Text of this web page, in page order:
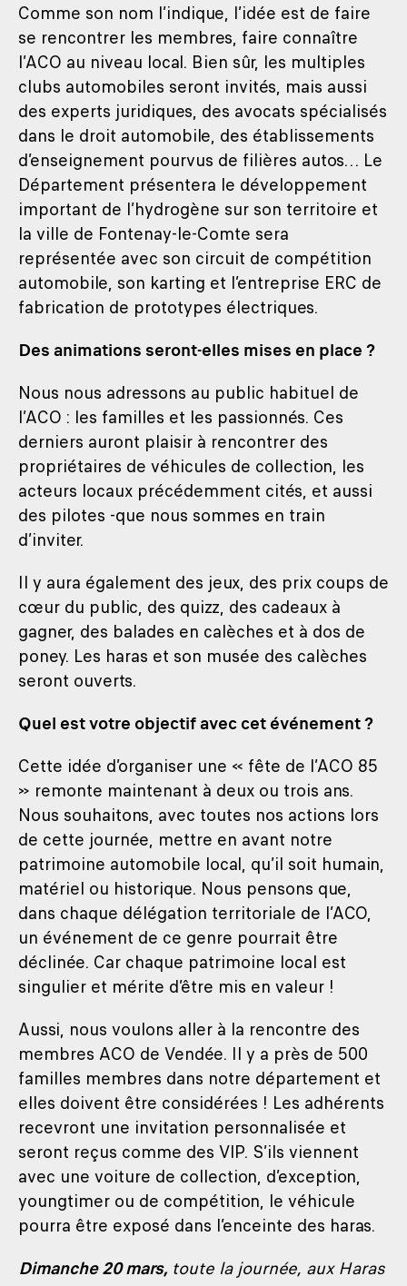
Comme son nom l’indique, l’idée est de faire
se rencontrer les membres, faire connaître
l’ACO au niveau local. Bien sûr, les multiples
clubs automobiles seront invités, mais aussi
des experts juridiques, des avocats spécialisés
dans le droit automobile, des établissements
d’enseignement pourvus de filières autos… Le
Département présentera le développement
important de l’hydrogène sur son territoire et
la ville de Fontenay-le-Comte sera
représentée avec son circuit de compétition
automobile, son karting et l’entreprise ERC de
fabrication de prototypes électriques.
Des animations seront-elles mises en place ?
Nous nous adressons au public habituel de
l’ACO : les familles et les passionnés. Ces
derniers auront plaisir à rencontrer des
propriétaires de véhicules de collection, les
acteurs locaux précédemment cités, et aussi
des pilotes -que nous sommes en train
d’inviter.
Il y aura également des jeux, des prix coups de
cœur du public, des quizz, des cadeaux à
gagner, des balades en calèches et à dos de
poney. Les haras et son musée des calèches
seront ouverts.
Quel est votre objectif avec cet événement ?
Cette idée d’organiser une « fête de l’ACO 85
» remonte maintenant à deux ou trois ans.
Nous souhaitons, avec toutes nos actions lors
de cette journée, mettre en avant notre
patrimoine automobile local, qu’il soit humain,
matériel ou historique. Nous pensons que,
dans chaque délégation territoriale de l’ACO,
un événement de ce genre pourrait être
déclinée. Car chaque patrimoine local est
singulier et mérite d’être mis en valeur !
Aussi, nous voulons aller à la rencontre des
membres ACO de Vendée. Il y a près de 500
familles membres dans notre département et
elles doivent être considérées ! Les adhérents
recevront une invitation personnalisée et
seront reçus comme des VIP. S’ils viennent
avec une voiture de collection, d’exception,
youngtimer ou de compétition, le véhicule
pourra être exposé dans l’enceinte des haras.
Dimanche 20 mars, toute la journée, aux Haras